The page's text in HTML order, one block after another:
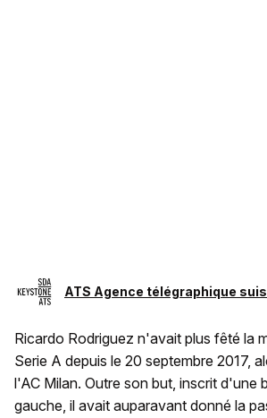
ATS Agence télégraphique
Ricardo Rodriguez n'avait plus fêté la
Serie A depuis le 20 septembre 2017,
l'AC Milan. Outre son but, inscrit d'une
gauche, il avait auparavant donné la